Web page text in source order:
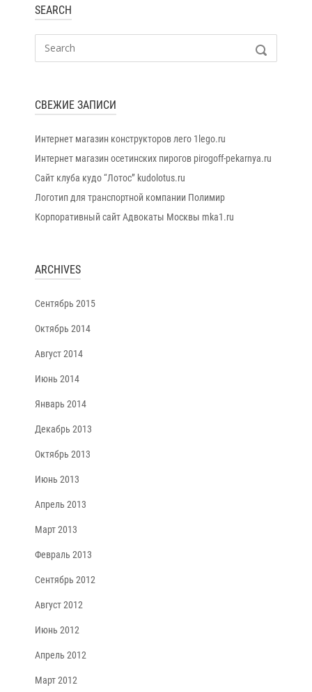
SEARCH
SEARCH
СВЕЖИЕ ЗАПИСИ
Интернет магазин конструкторов лего 1lego.ru
Интернет магазин осетинских пирогов pirogoff-pekarnya.ru
Сайт клуба кудо “Лотос” kudolotus.ru
Логотип для транспортной компании Полимир
Корпоративный сайт Адвокаты Москвы mka1.ru
ARCHIVES
Сентябрь 2015
Октябрь 2014
Август 2014
Июнь 2014
Январь 2014
Декабрь 2013
Октябрь 2013
Июнь 2013
Апрель 2013
Март 2013
Февраль 2013
Сентябрь 2012
Август 2012
Июнь 2012
Апрель 2012
Март 2012